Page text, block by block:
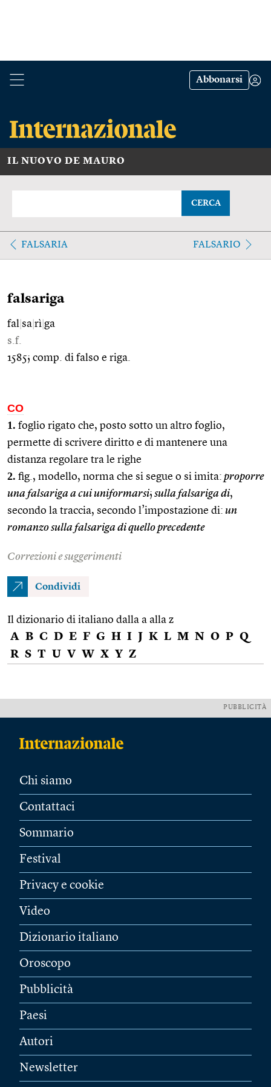
Abbonarsi
IL NUOVO DE MAURO
CERCA
FALSARIA FALSARIO
falsariga
fal sa rì ga
s.f.
1585; comp. di falso e riga.
CO
1. foglio rigato che, posto sotto un altro foglio,
permette di scrivere diritto e di mantenere una
distanza regolare tra le righe
2. fig., modello, norma che si segue o si imita: proporre
una falsariga a cui uniformarsi; sulla falsariga di,
secondo la traccia, secondo l’impostazione di: un
romanzo sulla falsariga di quello precedente
Correzioni e suggerimenti
Condividi
Il dizionario di italiano dalla a alla z
A B C D E F G H I J K L M N O P Q
R S T U V W X Y Z
PUBBLICITÀ
Chi siamo
Contattaci
Sommario
Festival
Privacy e cookie
Video
Dizionario italiano
Oroscopo
Pubblicità
Paesi
Autori
Newsletter